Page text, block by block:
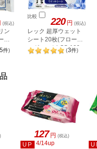
(税込)
ン
ト
件)
比較 220 円 (税込)
レック 超厚ウェット
シート20枚(フローリ
ングシート) SS-180
(3件)
127 円 (税込)
UP
4/14up